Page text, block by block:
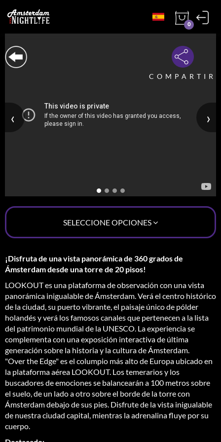
0
COMPARTIR
¡Disfruta de una vista panorámica de 360 ​​grados de
Ámsterdam desde una torre de 20 pisos!
LOOKOUT es una plataforma de observación con una vista
panorámica inigualable de Ámsterdam. Verá el centro histórico
de la ciudad, su puerto vibrante, el paisaje único de pólder
holandés y verá los famosos canales que pertenecen a la lista
del patrimonio mundial de la UNESCO. La experiencia se
complementa con una exposición interactiva de última
generación sobre la historia y la cultura de Ámsterdam.
"Over the Edge" es el columpio más alto de Europa ubicado en
la plataforma aérea LOOKOUT. Los temerarios y los
buscadores de emociones se balancearán a 100 metros sobre
el suelo, de un lado a otro sobre el borde de la torre con
Ámsterdam debajo de sus pies. Disfrute de la vista inigualable
de nuestra ciudad capital, mientras la adrenalina fluye por su
cuerpo.
‹ ›
SELECCIONE OPCIONES